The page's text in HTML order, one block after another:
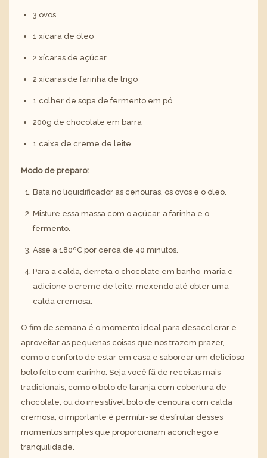
3 ovos
1 xícara de óleo
2 xícaras de açúcar
2 xícaras de farinha de trigo
1 colher de sopa de fermento em pó
200g de chocolate em barra
1 caixa de creme de leite
Modo de preparo:
Bata no liquidificador as cenouras, os ovos e o óleo.
Misture essa massa com o açúcar, a farinha e o
fermento.
Asse a 180ºC por cerca de 40 minutos.
Para a calda, derreta o chocolate em banho-maria e
adicione o creme de leite, mexendo até obter uma
calda cremosa.
O fim de semana é o momento ideal para desacelerar e
aproveitar as pequenas coisas que nos trazem prazer,
como o conforto de estar em casa e saborear um delicioso
bolo feito com carinho. Seja você fã de receitas mais
tradicionais, como o bolo de laranja com cobertura de
chocolate, ou do irresistível bolo de cenoura com calda
cremosa, o importante é permitir-se desfrutar desses
momentos simples que proporcionam aconchego e
tranquilidade.